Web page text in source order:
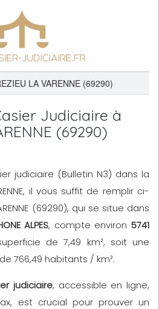
LA VARENNE (69290)
Judiciaire à
(69290)
judiciaire (Bulletin N3) dans la
il vous suffit de remplir ci-
(69290), qui se situe dans
ALPES, compte environ5741
de 7,49 km², soit une
766,49 habitants / km².
judiciaire, accessible en ligne,
est crucial pour prouver un